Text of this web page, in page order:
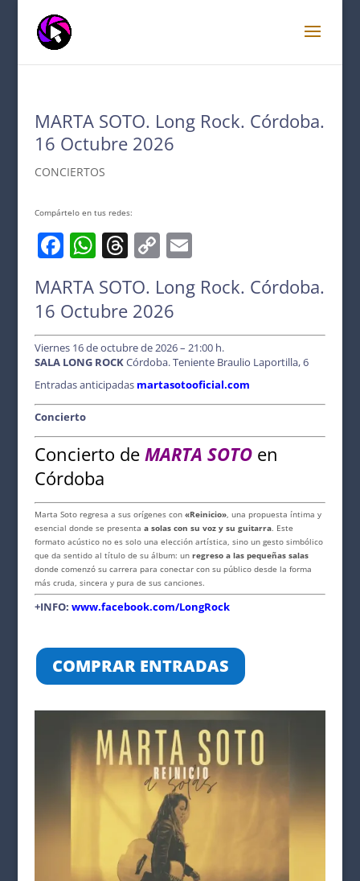
MARTA SOTO. Long Rock. Córdoba.
16 Octubre 2026
CONCIERTOS
Compártelo en tus redes:
F
c
e
b
o
o
k
W
at
s
A
p
p
T
re
a
d
s
C
p
y
Li
n
k
E
ai
MARTA SOTO. Long Rock. Córdoba.
16 Octubre 2026
Viernes 16 de octubre de 2026 – 21:00 h.
SALA LONG ROCKCórdoba. Teniente Braulio Laportilla, 6
Entradas anticipadas martasotooficial.com
Concierto
Concierto deMARTA SOTO en
Córdoba
Marta Soto regresa a sus orígenes con «Reinicio», una propuesta íntima y
esencial donde se presenta a solas con su voz y su guitarra. Este
formato acústico no es solo una elección artística, sino un gesto simbólico
que da sentido al título de su álbum: un regreso a las pequeñas salas
donde comenzó su carrera para conectar con su público desde la forma
más cruda, sincera y pura de sus canciones.
+INFO: www.facebook.com/LongRock
COMPRAR ENTRADAS